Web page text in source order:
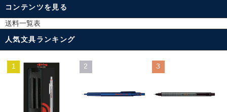
コンテンツを見る
送料一覧表
人気文具ランキング
1 2 3